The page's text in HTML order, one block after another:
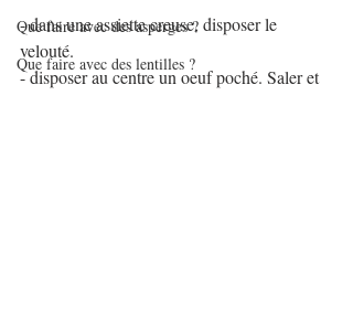
Que faire avec des asperges ?
Que faire avec des lentilles ?
- dans une assiette creuse, disposer le
velouté.
- disposer au centre un oeuf poché. Saler et